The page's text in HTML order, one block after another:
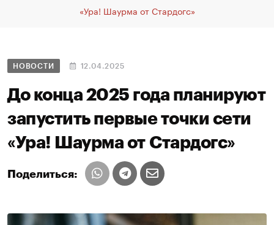
«Ура! Шаурма от Стардогс»
НОВОСТИ 12.04.2025
До конца 2025 года планируют
запустить первые точки сети
«Ура! Шаурма от Стардогс»
Поделиться: